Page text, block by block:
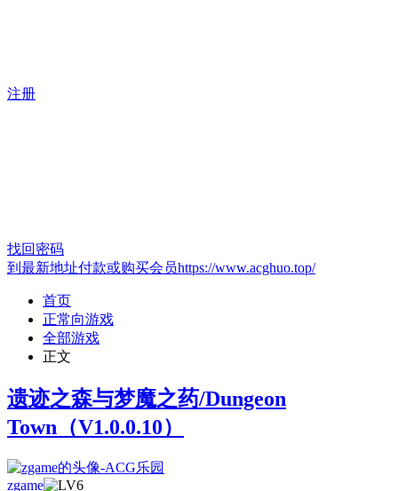
注册
找回密码
到最新地址付款或购买会员https://www.acghuo.top/
首页
正常向游戏
全部游戏
正文
遗迹之森与梦魔之药/Dungeon
Town（V1.0.0.10）
zgame